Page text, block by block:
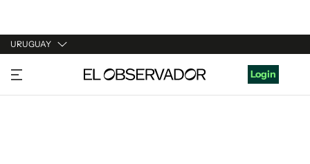
URUGUAY
URUGUAY
ARGENTINA
Login